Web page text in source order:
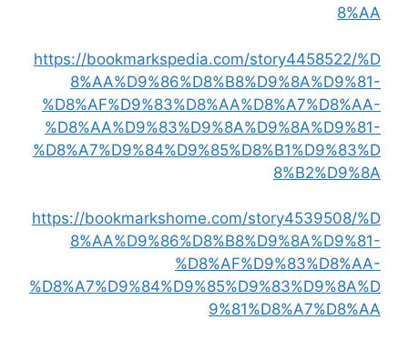
8%AA
https://bookmarkspedia.com/story4458522/%D
8%AA%D9%86%D8%B8%D9%8A%D9%81-
%D8%AF%D9%83%D8%AA%D8%A7%D8%AA-
%D8%AA%D9%83%D9%8A%D9%8A%D9%81-
%D8%A7%D9%84%D9%85%D8%B1%D9%83%D
8%B2%D9%8A
https://bookmarkshome.com/story4539508/%D
8%AA%D9%86%D8%B8%D9%8A%D9%81-
%D8%AF%D9%83%D8%AA-
%D8%A7%D9%84%D9%85%D9%83%D9%8A%D
9%81%D8%A7%D8%AA